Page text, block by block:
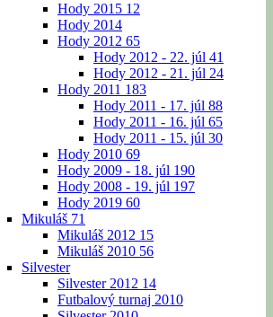
Hody 2015 12
Hody 2014
Hody 2012 65
Hody 2012 - 22. júl 41
Hody 2012 - 21. júl 24
Hody 2011 183
Hody 2011 - 17. júl 88
Hody 2011 - 16. júl 65
Hody 2011 - 15. júl 30
Hody 2010 69
Hody 2009 - 18. júl 190
Hody 2008 - 19. júl 197
Hody 2019 60
Mikuláš 71
Mikuláš 2012 15
Mikuláš 2010 56
Silvester
Silvester 2012 14
Futbalový turnaj 2010